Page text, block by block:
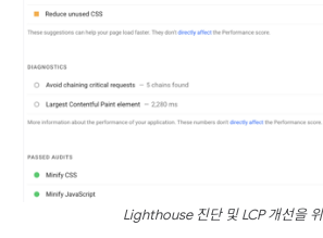
Lighthouse 진단 및 LCP 개선을